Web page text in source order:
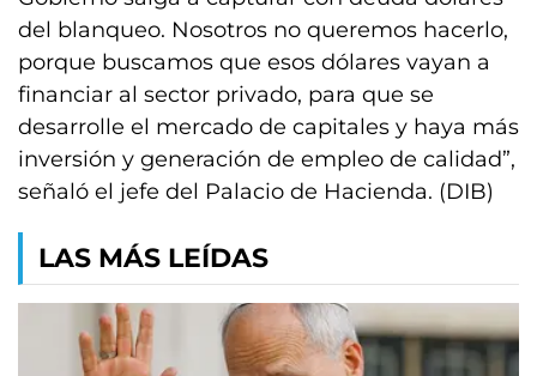
del blanqueo. Nosotros no queremos hacerlo,
porque buscamos que esos dólares vayan a
financiar al sector privado, para que se
desarrolle el mercado de capitales y haya más
inversión y generación de empleo de calidad”,
señaló el jefe del Palacio de Hacienda. (DIB)
LAS MÁS LEÍDAS